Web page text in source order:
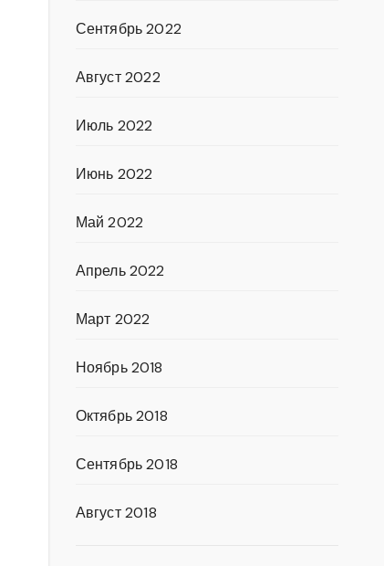
Сентябрь 2022
Август 2022
Июль 2022
Июнь 2022
Май 2022
Апрель 2022
Март 2022
Ноябрь 2018
Октябрь 2018
Сентябрь 2018
Август 2018